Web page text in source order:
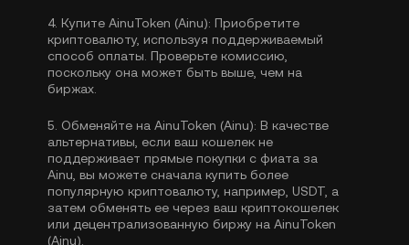
4. Купите AinuToken (Ainu): Приобретите
криптовалюту, используя поддерживаемый
способ оплаты. Проверьте комиссию,
поскольку она может быть выше, чем на
биржах.
5. Обменяйте на AinuToken (Ainu): В качестве
альтернативы, если ваш кошелек не
поддерживает прямые покупки с фиата за
Ainu, вы можете сначала купить более
популярную криптовалюту, например, USDT, а
затем обменять ее через ваш криптокошелек
или децентрализованную биржу на AinuToken
(Ainu).